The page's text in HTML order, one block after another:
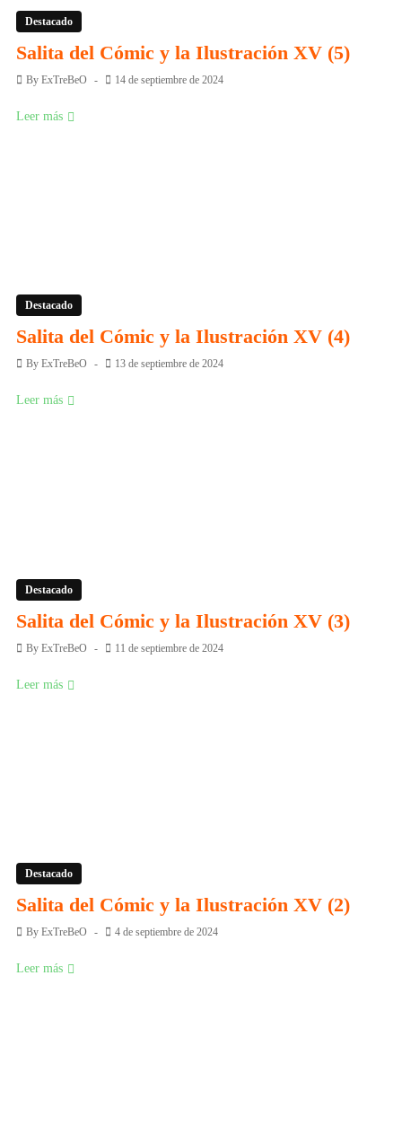
Destacado
Salita del Cómic y la Ilustración XV (5)
By ExTreBeO 14 de septiembre de 2024
Leer más
Destacado
Salita del Cómic y la Ilustración XV (4)
By ExTreBeO 13 de septiembre de 2024
Leer más
Destacado
Salita del Cómic y la Ilustración XV (3)
By ExTreBeO 11 de septiembre de 2024
Leer más
Destacado
Salita del Cómic y la Ilustración XV (2)
By ExTreBeO 4 de septiembre de 2024
Leer más